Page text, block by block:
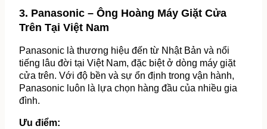
3. Panasonic – Ông Hoàng Máy Giặt Cửa
Trên Tại Việt Nam
Panasonic là thương hiệu đến từ Nhật Bản và nổi
tiếng lâu đời tại Việt Nam, đặc biệt ở dòng máy giặt
cửa trên. Với độ bền và sự ổn định trong vận hành,
Panasonic luôn là lựa chọn hàng đầu của nhiều gia
đình.
Ưu điểm: